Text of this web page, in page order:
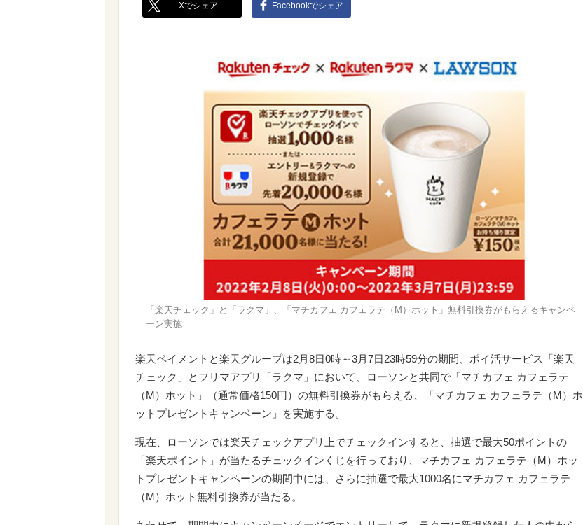
Xでシェア Facebookでシェア
「楽天チェック」と「ラクマ」、「マチカフェ カフェラテ（M）ホット」無料引換券がもらえるキャンペ
ーン実施
楽天ペイメントと楽天グループは2月8日0時～3月7日23時59分の期間、ポイ活サービス「楽天
チェック」とフリマアプリ「ラクマ」において、ローソンと共同で「マチカフェ カフェラテ
（M）ホット」（通常価格150円）の無料引換券がもらえる、「マチカフェ カフェラテ（M）ホ
ットプレゼントキャンペーン」を実施する。
現在、ローソンでは楽天チェックアプリ上でチェックインすると、抽選で最大50ポイントの
「楽天ポイント」が当たるチェックインくじを行っており、マチカフェ カフェラテ（M）ホッ
トプレゼントキャンペーンの期間中には、さらに抽選で最大1000名にマチカフェ カフェラテ
（M）ホット無料引換券が当たる。